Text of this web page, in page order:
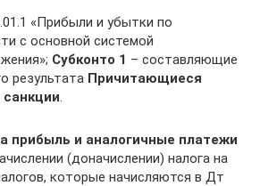
«Прибыли и убытки по
с основной системой
Субконто 1 – составляющие
результата Причитающиеся
.
прибыль и аналогичные платежи
(доначислении) налога на
которые начисляются в Дт